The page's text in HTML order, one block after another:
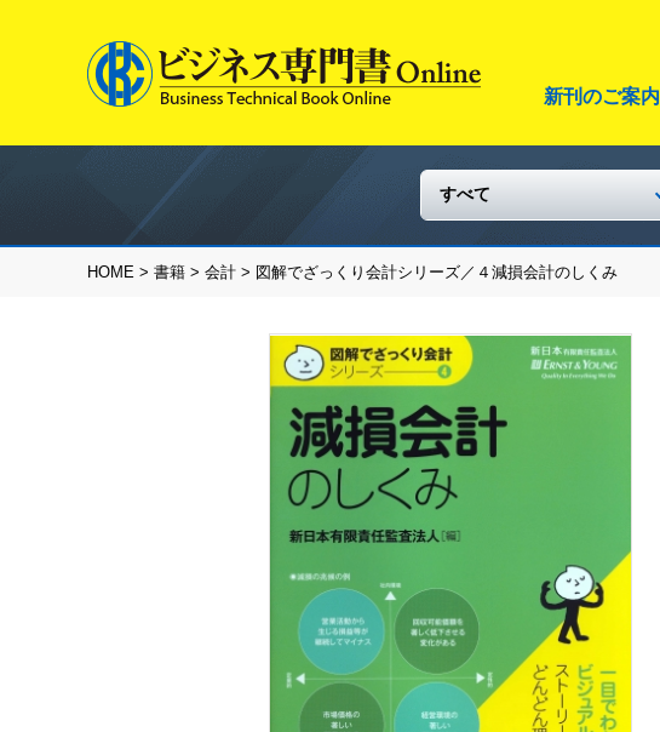
新刊のご案内
HOME > 書籍 > 会計 > 図解でざっくり会計シリーズ／４減損会計のしくみ